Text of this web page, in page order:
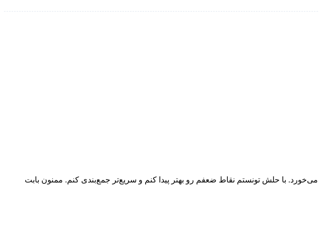
می‌خورد. با حلش تونستم نقاط ضعفم رو بهتر پیدا کنم و سریع‌تر جمع‌بندی کنم. ممنون بابت